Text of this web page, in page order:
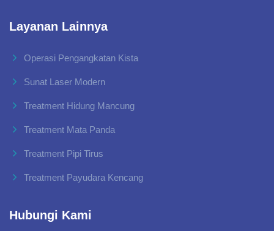
Layanan Lainnya
Operasi Pengangkatan Kista
Sunat Laser Modern
Treatment Hidung Mancung
Treatment Mata Panda
Treatment Pipi Tirus
Treatment Payudara Kencang
Hubungi Kami